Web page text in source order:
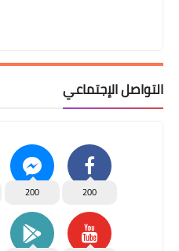
التواصل الإجتماعي
200
200